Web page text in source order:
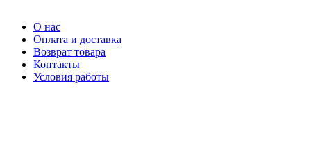
О нас
Оплата и доставка
Возврат товара
Контакты
Условия работы